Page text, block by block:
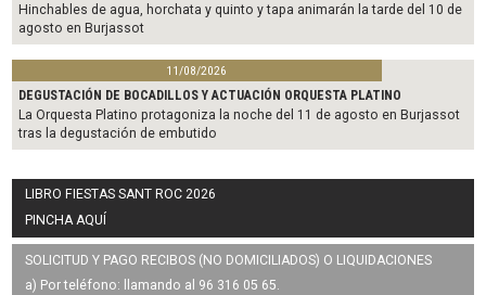
Hinchables de agua, horchata y quinto y tapa animarán la tarde del 10 de
agosto en Burjassot
11/08/2026
DEGUSTACIÓN DE BOCADILLOS Y ACTUACIÓN ORQUESTA PLATINO
La Orquesta Platino protagoniza la noche del 11 de agosto en Burjassot
tras la degustación de embutido
LIBRO FIESTAS SANT ROC 2026
PINCHA AQUÍ
SOLICITUD Y PAGO RECIBOS (NO DOMICILIADOS) O LIQUIDACIONES
a) Por teléfono: llamando al 96 316 05 65.